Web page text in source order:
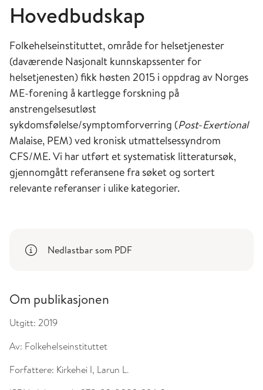
Hovedbudskap
Folkehelseinstituttet, område for helsetjenester
(daværende Nasjonalt kunnskapssenter for
helsetjenesten) fikk høsten 2015 i oppdrag av Norges
ME-forening å kartlegge forskning på
anstrengelsesutløst
sykdomsfølelse/symptomforverring (Post-Exertional
Malaise, PEM) ved kronisk utmattelsessyndrom
CFS/ME. Vi har utført et systematisk litteratursøk,
gjennomgått referansene fra søket og sortert
relevante referanser i ulike kategorier.
Nedlastbar som PDF
Om publikasjonen
Utgitt: 2019
Av: Folkehelseinstituttet
Forfattere: Kirkehei I, Larun L.